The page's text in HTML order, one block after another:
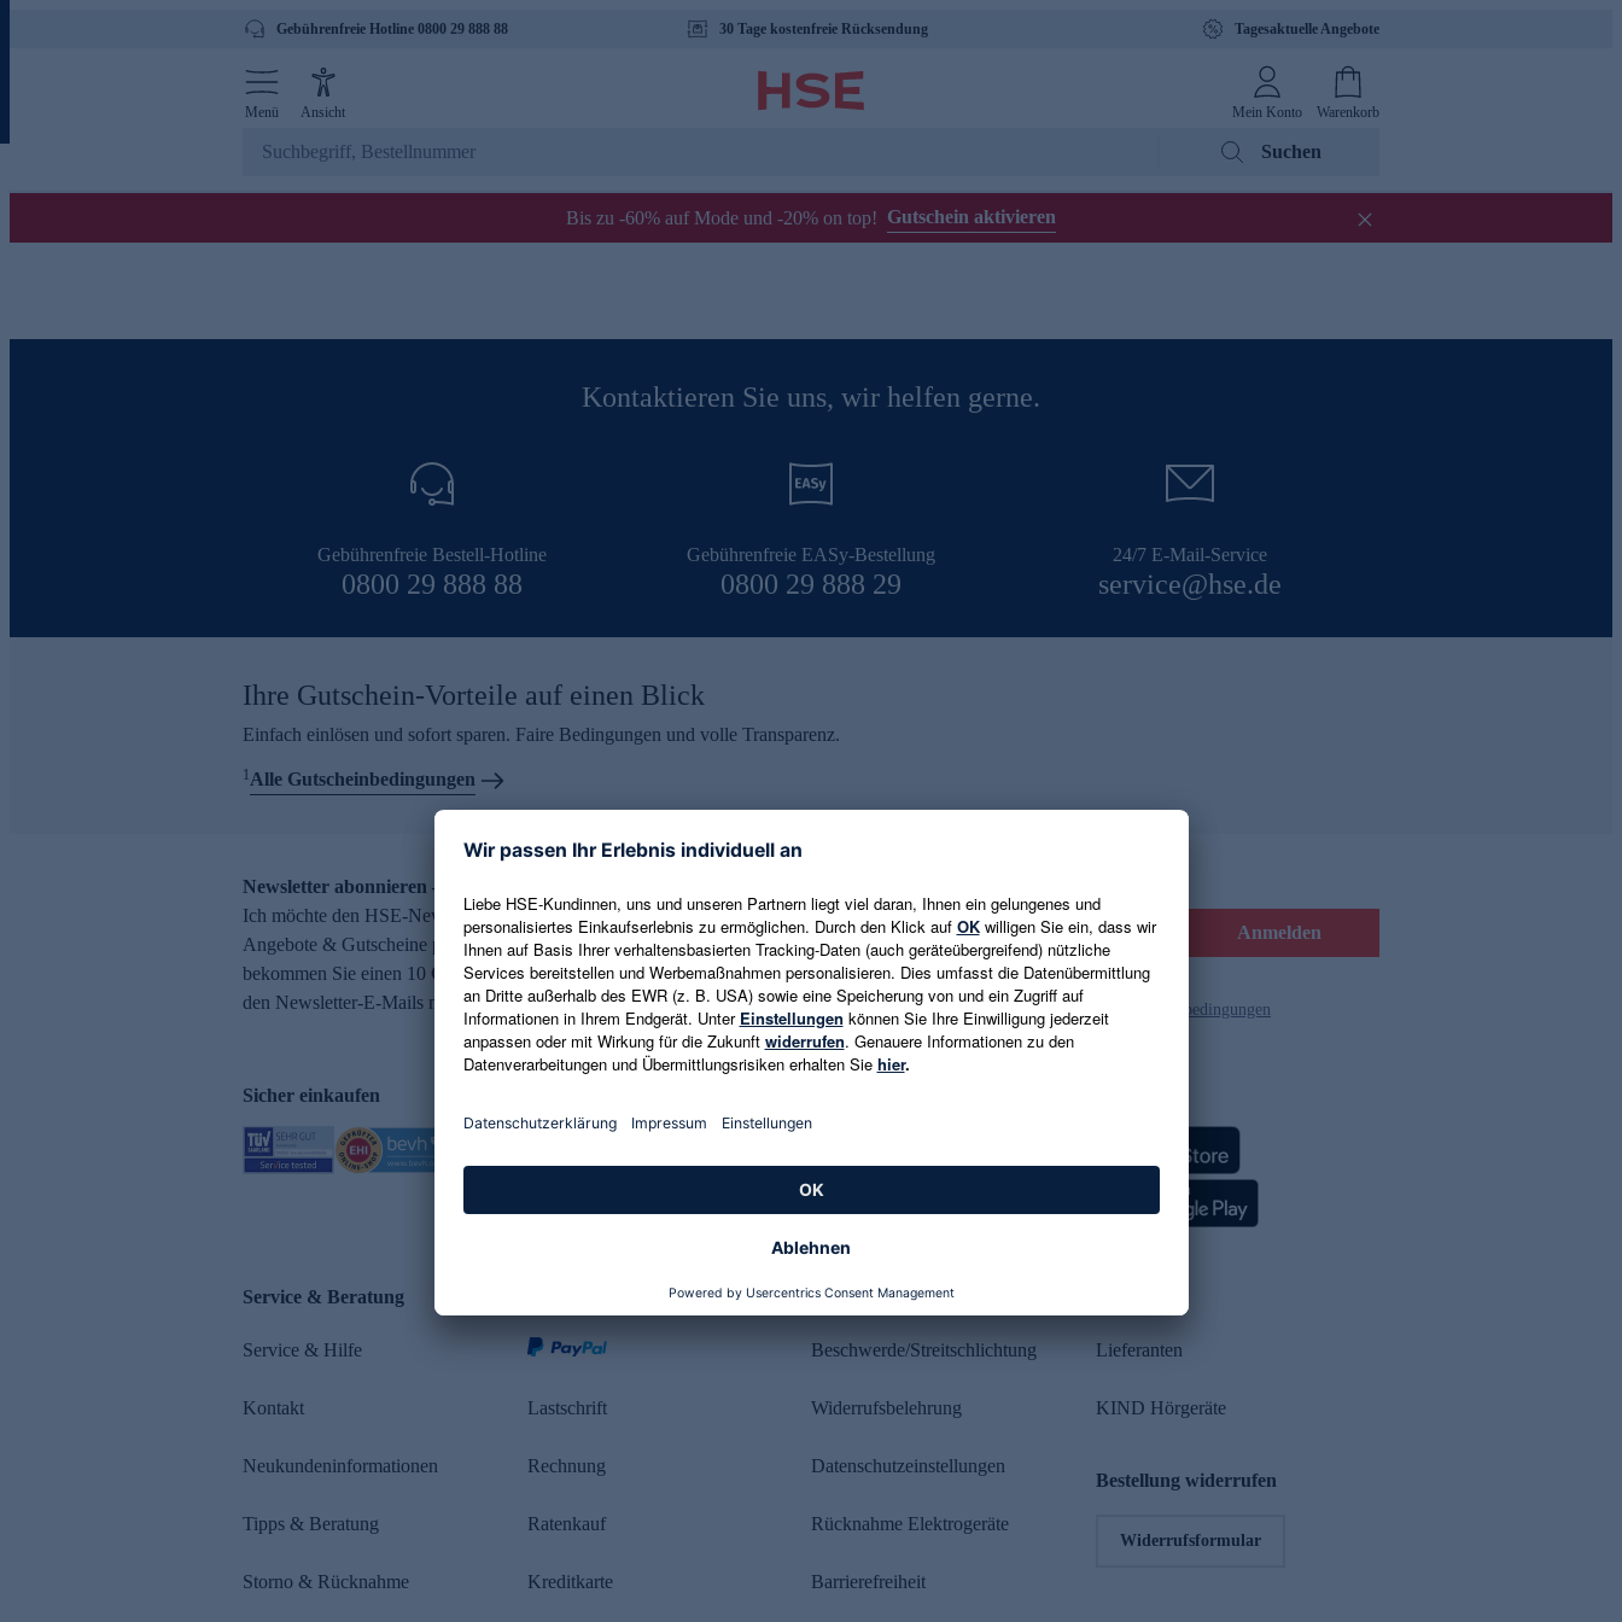
Gebührenfreie Hotline 0800 29 888 88 30 Tage kostenfreie Rücksendung Tagesaktuelle Angebote
Menü Ansicht Mein Konto Warenkorb
Suchen
Bis zu -60% auf Mode und -20% on top! Gutschein aktivieren
Kontaktieren Sie uns, wir helfen gerne.
Gebührenfreie Bestell-Hotline
0800 29 888 88
Gebührenfreie EASy-Bestellung
0800 29 888 29
24/7 E-Mail-Service
service@hse.de
Ihre Gutschein-Vorteile auf einen Blick
Einfach einlösen und sofort sparen. Faire Bedingungen und volle Transparenz.
1Alle Gutscheinbedingungen
Newsletter abonnieren – 10 € Gutschein erhalten
Ich möchte den HSE-Newsletter abonnieren und aktuelle Trends,
Angebote & Gutscheine per E-Mail erhalten. Als Dankeschön
bekommen Sie einen 10 € Gutschein. Eine Abmeldung ist jederzeit in
den Newsletter-E-Mails möglich.
E-Mail-Adresse eingeben Anmelden
Es gelten die Datenschutzrichtlinien und die Gutscheinbedingungen
Sicher einkaufen
Service & Beratung
Service & Hilfe
Kontakt
Neukundeninformationen
Tipps & Beratung
Storno & Rücknahme
Lastschrift
Rechnung
Ratenkauf
Kreditkarte
Rechtliches
Beschwerde/Streitschlichtung
Widerrufsbelehrung
Datenschutzeinstellungen
Rücknahme Elektrogeräte
Barrierefreiheit
Lieferanten
KIND Hörgeräte
Bestellung widerrufen
Widerrufsformular